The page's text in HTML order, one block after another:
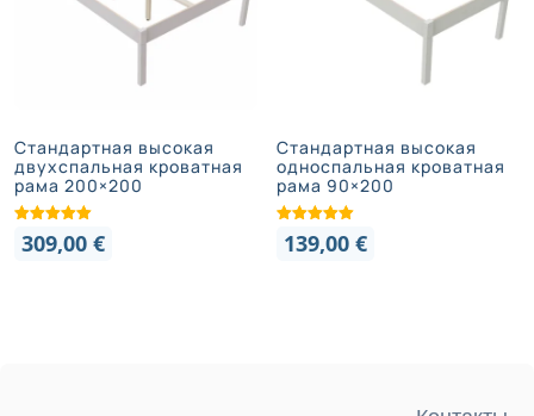
Стандартная высокая
двухспальная кроватная
рама 200×200
309,00 €
Стандартная высокая
односпальная кроватная
рама 90×200
139,00€